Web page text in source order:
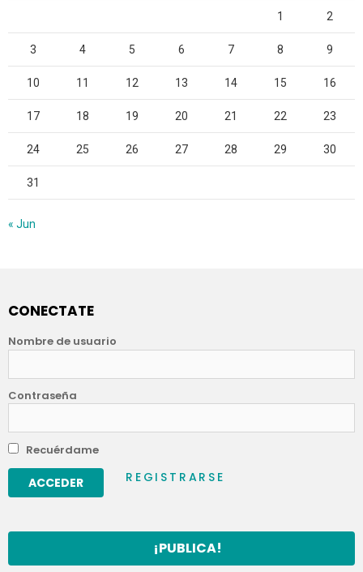
1 2
3 4 5 6 7 8 9
10 11 12 13 14 15 16
17 18 19 20 21 22 23
24 25 26 27 28 29 30
31
« Jun
CONECTATE
Nombre de usuario
Contraseña
Recuérdame
REGISTRARSE
¡PUBLICA!